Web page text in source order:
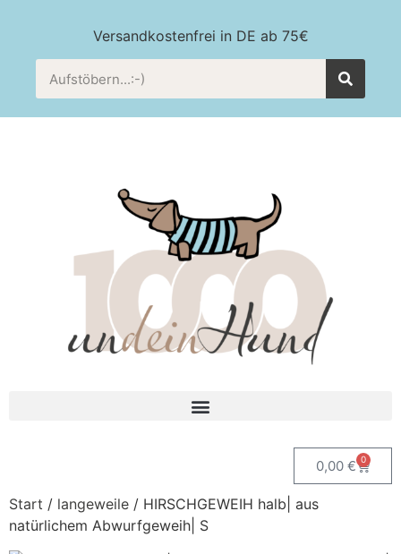
Versandkostenfrei in DE ab 75€
0,00 € 0
Start / langeweile / HIRSCHGEWEIH halb| aus
natürlichem Abwurfgeweih| S